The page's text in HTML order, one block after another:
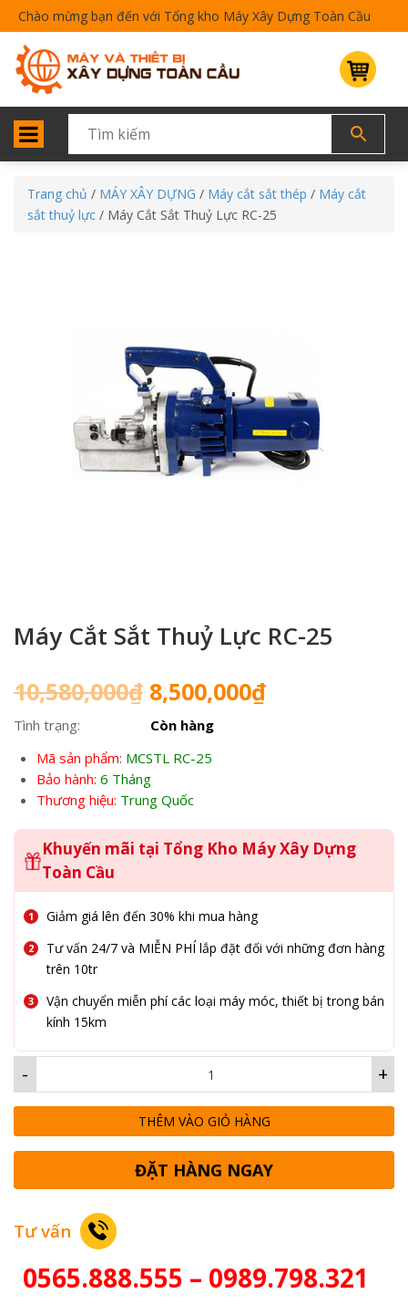
Chào mừng bạn đến với Tổng kho Máy Xây Dựng Toàn Cầu
Trang chủ / MÁY XÂY DỰNG / Máy cắt sắt thép / Máy cắt
sắt thuỷ lực / Máy Cắt Sắt Thuỷ Lực RC-25
Máy Cắt Sắt Thuỷ Lực RC-25
10,580,000₫ Giá
gốc
là:
10,580,000₫.
8,500,000₫Giá
Tình trạng:
Còn hàng
Mã sản phẩm: MCSTL RC-25
Bảo hành: 6 Tháng
Thương hiệu: Trung Quốc
Khuyến mãi tại Tổng Kho Máy Xây Dựng
Toàn Cầu
Giảm giá lên đến 30% khi mua hàng
Tư vấn 24/7 và MIỄN PHÍ lắp đặt đối với những đơn hàng
trên 10tr
Vận chuyển miễn phí các loại máy móc, thiết bị trong bán
kính 15km
+
-
THÊM VÀO GIỎ HÀNG
ĐẶT HÀNG NGAY
Tư vấn
0565.888.555 – 0989.798.321